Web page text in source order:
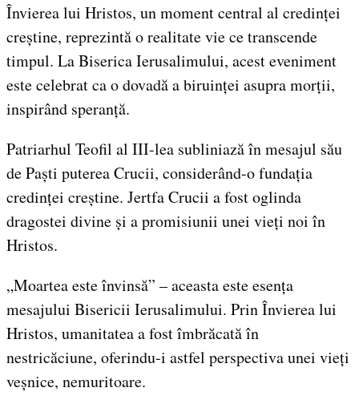
Învierea lui Hristos, un moment central al credinței
creștine, reprezintă o realitate vie ce transcende
timpul. La Biserica Ierusalimului, acest eveniment
este celebrat ca o dovadă a biruinței asupra morții,
inspirând speranță.
Patriarhul Teofil al III-lea subliniază în mesajul său
de Paști puterea Crucii, considerând-o fundația
credinței creștine. Jertfa Crucii a fost oglinda
dragostei divine și a promisiunii unei vieți noi în
Hristos.
„Moartea este învinsă” – aceasta este esența
mesajului Bisericii Ierusalimului. Prin Învierea lui
Hristos, umanitatea a fost îmbrăcată în
nestricăciune, oferindu-i astfel perspectiva unei vieți
veșnice, nemuritoare.